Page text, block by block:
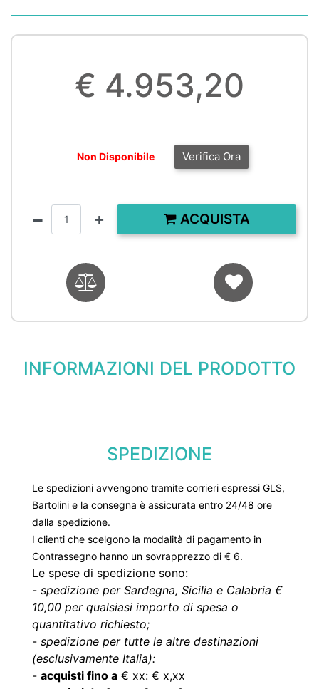
€ 4.953,20
Verifica Ora
Non Disponibile
QuantitàACQUISTA
INFORMAZIONI DEL PRODOTTO
SPEDIZIONE
Le spedizioni avvengono tramite corrieri espressi GLS,
Bartolini e la consegna è assicurata entro 24/48 ore
dalla spedizione.
I clienti che scelgono la modalità di pagamento in
Contrassegno hanno un sovrapprezzo di € 6.
Le spese di spedizione sono:
- spedizione per Sardegna, Sicilia e Calabria €
10,00 per qualsiasi importo di spesa o
quantitativo richiesto;
- spedizione per tutte le altre destinazioni
(esclusivamente Italia):
- acquisti fino a € xx: € x,xx